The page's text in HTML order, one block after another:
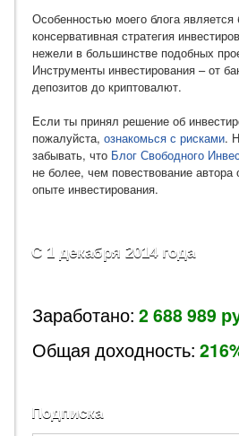
Особенностью моего блога является
консервативная стратегия
нежели в большинстве подобных
Инструменты инвестирования – от
депозитов до криптовалют.
Если ты принял решение об
пожалуйста, ознакомься с рисками.
забывать, что Блог Свободного
не более, чем повествование автора
опыте инвестирования.
С 1 декабря 2014 года
Заработано: 2 688 989
Общая доходность:
Подписка